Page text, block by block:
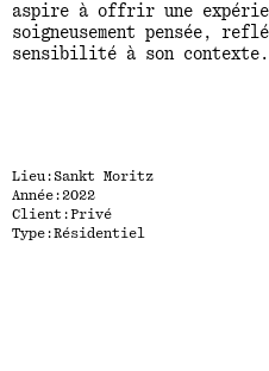
aspire à offrir une
soigneusement pensée,
sensibilité à son contexte.
Lieu: Sankt Moritz
Année: 2022
Client:Privé
Type:Résidentiel